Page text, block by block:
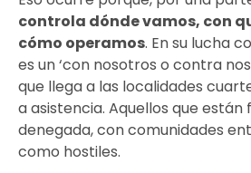
controla dónde vamos, con
cómo operamos. En su lucha
es un ‘con nosotros o contra
que llega a las localidades
a asistencia. Aquellos que están
denegada, con comunidades
como hostiles.